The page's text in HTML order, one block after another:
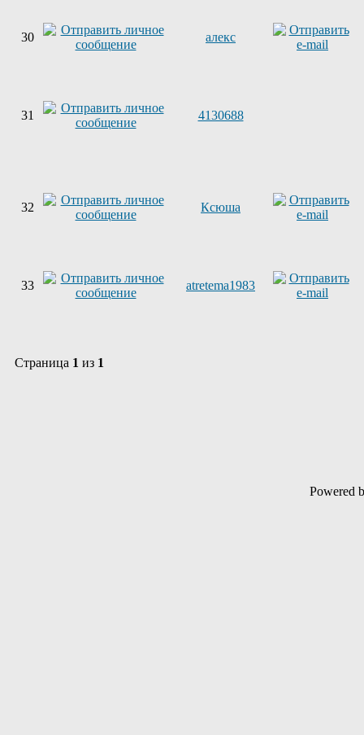
30 алекс
31 4130688
32 Ксюша
33 atretema1983
Страница 1 из 1
Powered